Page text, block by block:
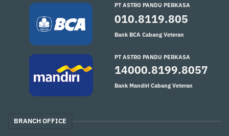
PT ASTRO PANDU PERKASA
010.8119.805
Bank BCA Cabang Veteran
PT ASTRO PANDU PERKASA
14000.8199.8057
Bank Mandiri Cabang Veteran
BRANCH OFFICE